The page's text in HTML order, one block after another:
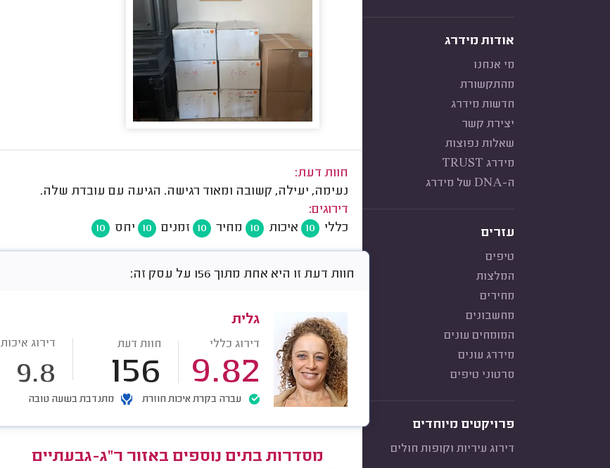
אודות מידרג
מי אנחנו
מהתקשורת
חדשות מידרג
יצירת קשר
שאלות נפוצות
מידרג TRUST
ה-DNA של מידרג
עזרים
טיפים
המלצות
מחירים
מחשבונים
המומחים עונים
מידרג עונים
סרטוני טיפים
פרויקטים מיוחדים
דירוג עיריות וקופות חולים
חוות דעת:
נעימה, יעילה, קשובה ומאוד רגישה. הגיעה עם עובדת שלה.
דירוגים:
כללי
10 איכות 10 מחיר 10 זמנים 10 יחס 10
חוות דעת זו היא אחת מתוך 156 על עסק זה:
גלית
דירוג כללי
9.82
חוות דעת
156
דירוג איכות
9.8
עברה בקרת איכות חוזרת מתנדבת בשעה טובה
מסדרות בתים נוספים באזור ר"ג-גבעתיים